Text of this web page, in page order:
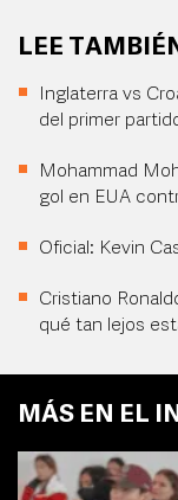
LEE
Inglaterra vs
del primer
Mohammad
gol en EUA
Oficial: Kevin
Cristiano
qué tan lejos
MÁS EN EL